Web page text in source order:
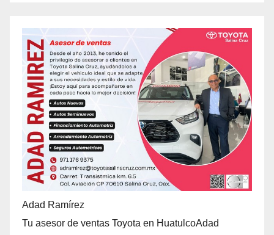
Adad Ramírez
Tu asesor de ventas Toyota en HuatulcoAdad